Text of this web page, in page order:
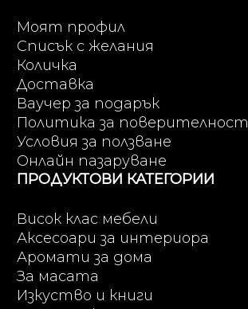
Моят профил
Списък с желания
Количка
Доставка
Ваучер за подарък
Политика за поверителност
Условия за ползване
Онлайн пазаруване
ПРОДУКТОВИ КАТЕГОРИИ
Висок клас мебели
Аксесоари за интериора
Аромати за дома
За масата
Изкуство и книги